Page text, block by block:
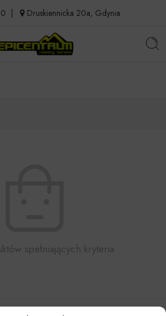
Druskiennicka 20a, Gdynia
spełniających kryteria